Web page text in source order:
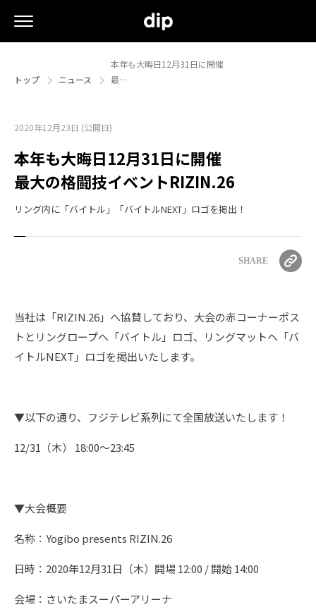
トップ ニュース
本年も大晦日12月31日に開催
最…
2020年12月23日 (公開日)
本年も大晦日12月31日に開催
最大の格闘技イベントRIZIN.26
リング内に「バイトル」「バイトルNEXT」ロゴを掲出！
SHARE
当社は「RIZIN.26」へ協賛しており、大会の赤コーナーポス
トとリングロープへ「バイトル」ロゴ、リングマットへ「バ
イトルNEXT」ロゴを掲出いたします。
▼以下の通り、フジテレビ系列にて全国放送いたします！
12/31（木） 18:00〜23:45
▼大会概要
名称：Yogibo presents RIZIN.26
日時：2020年12月31日（木）開場 12:00 / 開始 14:00
会場：さいたまスーパーアリーナ